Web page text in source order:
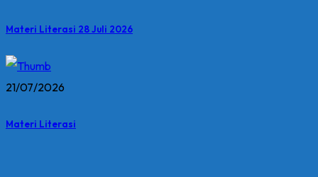
Materi Literasi 28 Juli 2026
21/07/2026
Materi Literasi